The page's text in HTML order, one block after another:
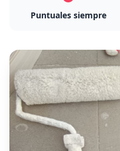
Puntuales siempre